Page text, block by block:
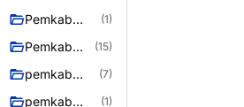
Pemkab
(1)
Pemkab
(15)
pemkab
(7)
pemkab
(1)